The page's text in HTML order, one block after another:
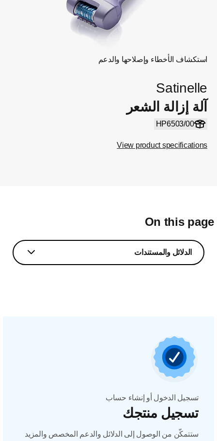
استكشاف الأخطاء وإصلاحها والدعم
Satinelle
آلة إزالة الشعر
HP6503/00
View product specifications
On this
الدلائل والمستندات
تسجيل الدخول أو إنشاء حساب
تسجيل منتجك
ستتمكّن من الوصول إلى الدلائل والدعم المخصص والمزيد